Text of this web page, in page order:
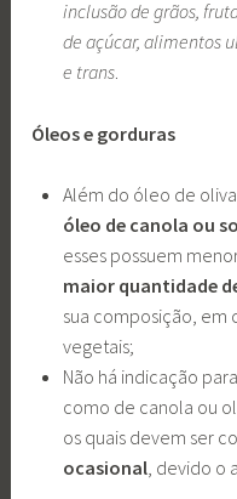
inclusão de grãos,
de açúcar, alimentos
e trans.
Óleos e gorduras
Além do óleo de
óleo de canola ou
esses possuem
maior quantidade
sua composição,
vegetais;
Não há indicação
como de canola ou
os quais devem ser
ocasional, devido o